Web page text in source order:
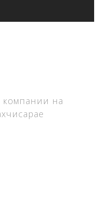
компании на